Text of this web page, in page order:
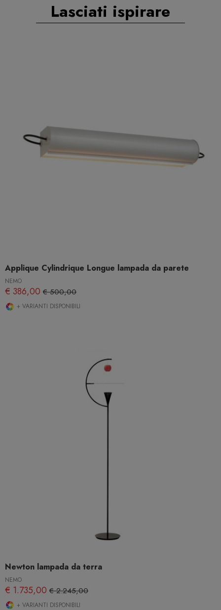
Lasciati ispirare
Applique Cylindrique Longue lampada da parete
NEMO
€ 386,00 € 500,00
+ VARIANTI DISPONIBILI
Newton lampada da terra
NEMO
€ 1.735,00 € 2.245,00
+ VARIANTI DISPONIBILI